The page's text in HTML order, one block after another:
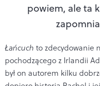
powiem, ale ta
Łańcuch to zdecydowanie
pochodzącego z Irlandii
był on autorem kilku